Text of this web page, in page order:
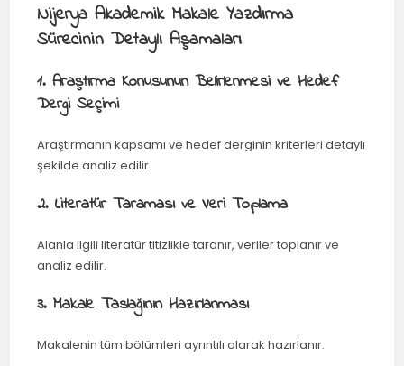
Nijerya Akademik Makale Yazdırma
Sürecinin Detaylı Aşamaları
1. Araştırma Konusunun Belirlenmesi ve Hedef
Dergi Seçimi
Araştırmanın kapsamı ve hedef derginin kriterleri detaylı
şekilde analiz edilir.
2. Literatür Taraması ve Veri Toplama
Alanla ilgili literatür titizlikle taranır, veriler toplanır ve
analiz edilir.
3. Makale Taslağının Hazırlanması
Makalenin tüm bölümleri ayrıntılı olarak hazırlanır.